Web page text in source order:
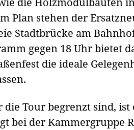
Plan stehen der
Stadtbrücke am
gegen 18 Uhr bietet
die ideale
die Tour begrenzt sind,
bei der Kammergruppe